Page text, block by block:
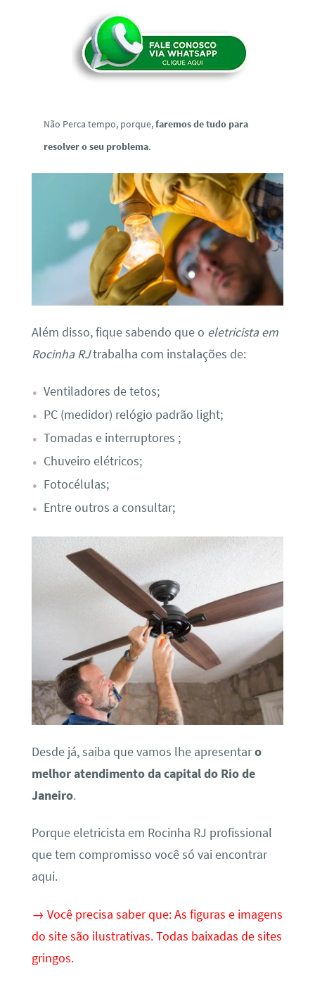
Não Perca tempo, porque,faremos de tudo para
resolver o seu problema.
Além disso, fique sabendo que o eletricista em
Rocinha RJtrabalha com instalações de:
Ventiladores de tetos;
PC (medidor) relógio padrão light;
Tomadas e interruptores ;
Chuveiro elétricos;
Fotocélulas;
Entre outros a consultar;
Desde já, saiba que vamos lhe apresentaro
melhor atendimento da capital do Rio de
Janeiro.
Porque eletricista em Rocinha RJ profissional
que tem compromisso você só vai encontrar
aqui.
→ Você precisa saber que: As figuras e imagens
do site são ilustrativas. Todas baixadas de sites
gringos.